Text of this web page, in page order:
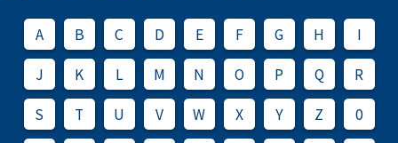
A B C D E F G H
I
J
K L M N O P Q
R
S
T U V W X Y Z
0